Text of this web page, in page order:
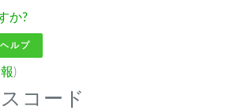
か?
ルプ
)
コード